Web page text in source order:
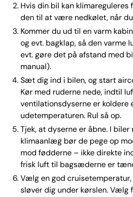
Hvis din bil kan klimareguleres
den til at være nedkølet, når
Kommer du ud til en varm
og evt. bagklap, så den varme
evt. gøre det på afstand med
manual).
Sæt dig ind i bilen, og start
Kør med ruderne nede, indtil
ventilationsdyserne er koldere
udetemperaturen. Rul så op.
Tjek, at dyserne er åbne. I biler
klimaanlæg bør de pege op
mod fødderne – ikke direkte
frisk luft til bagsæderne er
Vælg en god cruisetemperatur,
sløver dig under kørslen. Vælg